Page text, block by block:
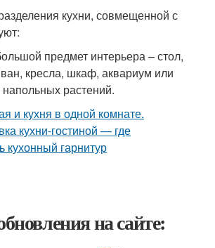
кухни, совмещенной с
предмет интерьера – стол,
кресла, шкаф, аквариум или
растений.
на сайте: